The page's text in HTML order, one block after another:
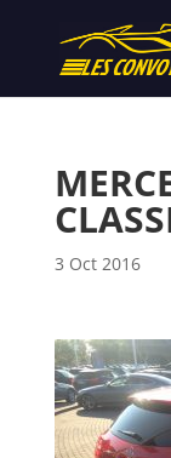
3 Oct 2016